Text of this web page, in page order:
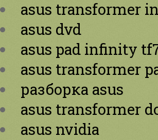
asus transformer
asus dvd
asus pad infinity
asus transformer
разборка asus
asus transformer
asus nvidia